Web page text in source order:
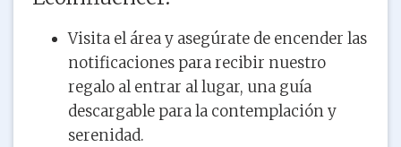
Visita el área y asegúrate de encender las
notificaciones para recibir nuestro
regalo al entrar al lugar, una guía
descargable para la contemplación y
serenidad.